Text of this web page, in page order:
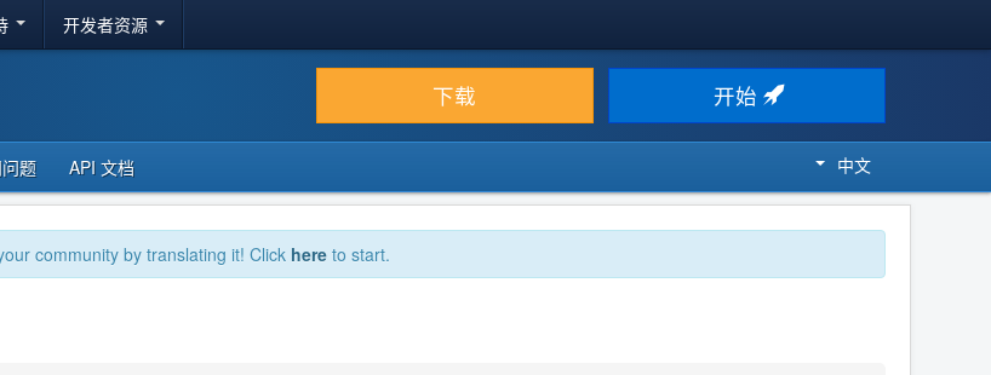
开发者资源
下载 开始
题 API 文档 中文
community by translating it! Click here to start.